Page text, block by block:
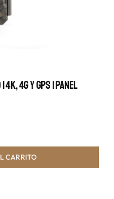
4G Y GPS | Panel
CARRITO